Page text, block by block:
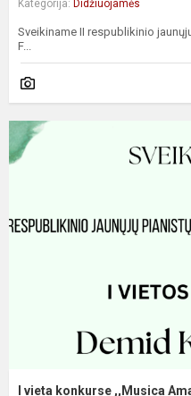
Kategorija: Didžiuojamės
Sveikiname II respublikinio
F...
I vieta konkurse ,,Musica